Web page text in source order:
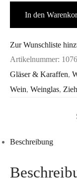
Weinglas
-
Zieher
Menge
In den
Zur Wunschliste
Artikelnummer:
Gläser & Karaffen,
Wein, Weinglas,
Beschreibung